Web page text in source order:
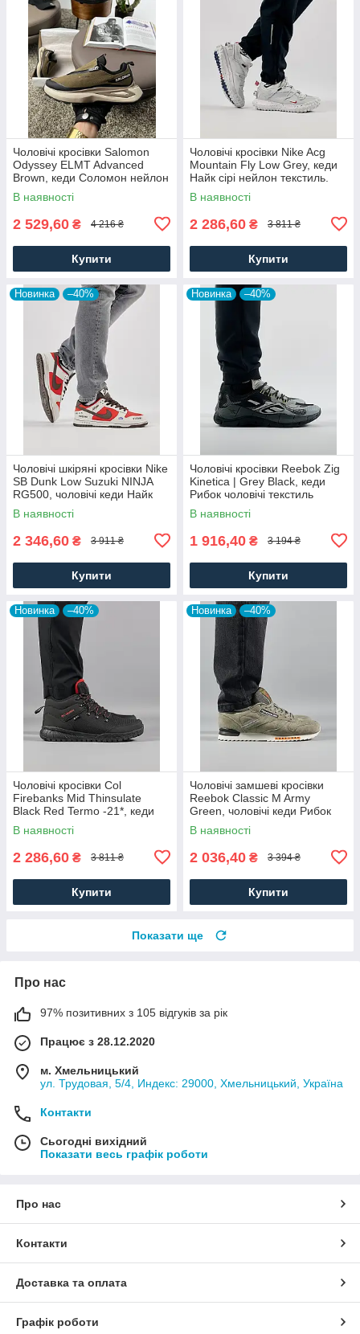
Чоловічі кросівки Salomon
Odyssey ELMT Advanced
Brown, кеди Соломон нейлон
текстиль коричневі, Чоловіче
взуття
В наявності
2 529,60 ₴ 4 216 ₴
Купити
Чоловічі кросівки Nike Acg
Mountain Fly Low Grey, кеди
Найк сірі нейлон текстиль.
Чоловіче взуття
В наявності
2 286,60 ₴ 3 811 ₴
Купити
Новинка –40%
Чоловічі шкіряні кросівки Nike
SB Dunk Low Suzuki NINJA
RG500, чоловічі кеди Найк
червоні, Чоловіче взуття
В наявності
2 346,60 ₴ 3 911 ₴
Купити
Новинка –40%
Чоловічі кросівки Reebok Zig
Kinetica | Grey Black, кеди
Рибок чоловічі текстиль
нейлон сірі. Чоловіче взуття
В наявності
1 916,40 ₴ 3 194 ₴
Купити
Новинка –40%
Чоловічі кросівки Col
Firebanks Mid Thinsulate
Black Red Termo -21*, кеди
водонепрон. текстиль.
Чоловіче взуття
В наявності
2 286,60 ₴ 3 811 ₴
Купити
Новинка –40%
Чоловічі замшеві кросівки
Reebok Classic M Army
Green, чоловічі кеди Рибок
замша хакі. Чоловіче взуття
В наявності
2 036,40 ₴ 3 394 ₴
Купити
Показати ще
Про нас
97% позитивних з 105 відгуків за рік
Працює з 28.12.2020
м. Хмельницький
ул. Трудовая, 5/4, Индекс: 29000, Хмельницький, Україна
Контакти
Сьогодні вихідний
Показати весь графік роботи
Про нас
Контакти
Доставка та оплата
Графік роботи